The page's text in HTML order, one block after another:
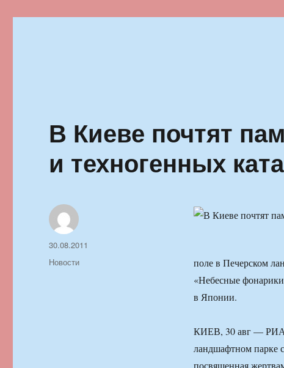
В Киеве почтят
и техногенных
поле в Печерском
«Небесные
в Японии.
КИЕВ, 30 авг — РИА
ландшафтном парке
Автор
Опубликовано
30.08.2011
Рубрики
Новости